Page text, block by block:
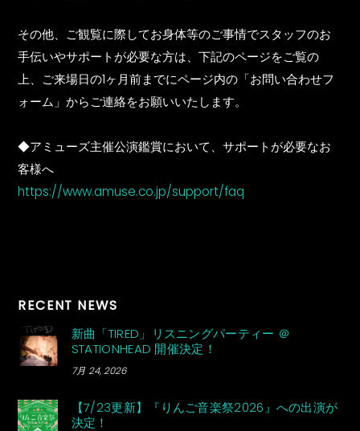
その他、ご観覧に際してお身体等のご事情でスタッフのお
手伝いやサポートが必要な方は、下記のページをご覧の
上、ご来場日の1ヶ月前までにページ内の「お問い合わせフ
ォーム」からご連絡をお願いいたします。
◆アミューズ主催公演鑑賞において、サポートが必要なお
客様へ
https://www.amuse.co.jp/support/faq
RECENT NEWS
新曲「TIRED」リスニングパーティー ＠
STATIONHEAD 開催決定！
7月 24, 2026
【7/23更新】『りんご音楽祭2026』への出演が
決定！